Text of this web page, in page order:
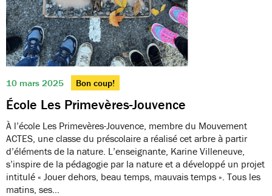
10 mars 2025 Bon coup!
École Les Primevères-Jouvence
À l’école Les Primevères-Jouvence, membre du Mouvement
ACTES, une classe du préscolaire a réalisé cet arbre à partir
d’éléments de la nature. L’enseignante, Karine Villeneuve,
s’inspire de la pédagogie par la nature et a développé un projet
intitulé « Jouer dehors, beau temps, mauvais temps ». Tous les
matins, ses…